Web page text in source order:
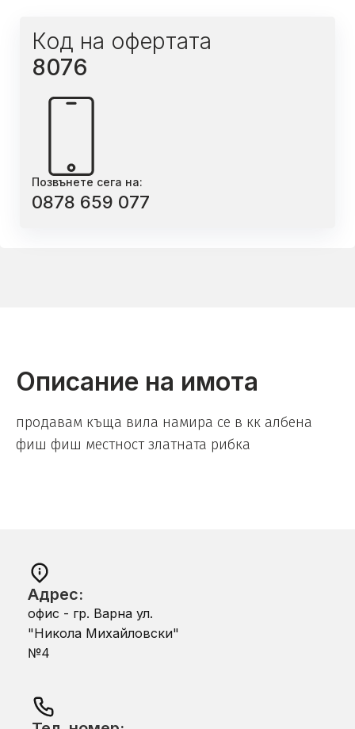
Код на офертата
8076
Позвънете сега на:
0878 659 077
Описание на имота
продавам къща вила намира се в кк албена
фиш фиш местност златната рибка
Адрес:
офис - гр. Варна ул.
"Никола Михайловски"
№4